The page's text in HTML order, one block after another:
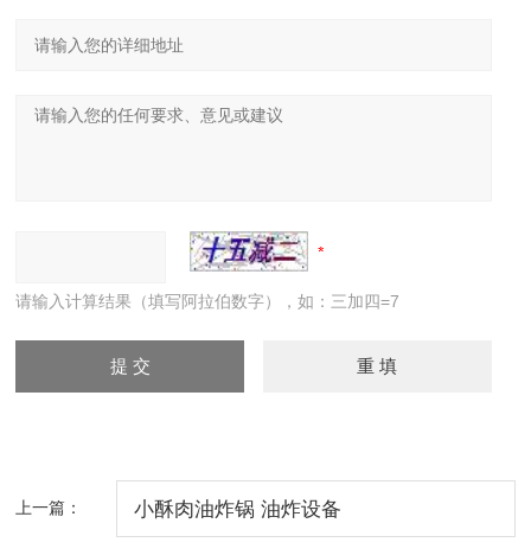
请输入计算结果（填写阿拉伯数字），如：三加四=7
上一篇： 小酥肉油炸锅 油炸设备